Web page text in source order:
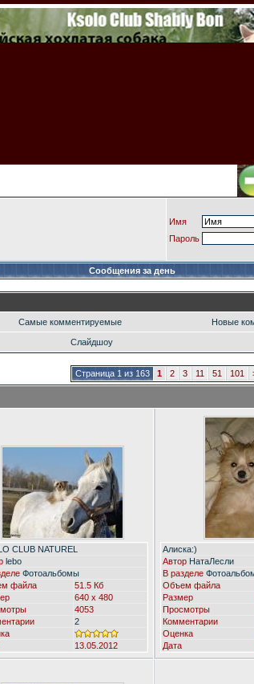
Имя
Пароль
Сообщения за день
Самые комментируемые Новые
Слайдшоу
Страница 1 из 163 1 2 3 11 51 101
CLUB NATUREL
lebo
Фотоальбомы
файла
51.5 Кб
640 x 480
4053
2
13.05.2012
Алиска:)
Автор НатаЛесли
В разделе
Объем файла
Размер
Просмотры
Комментарии
Оценка
Дата